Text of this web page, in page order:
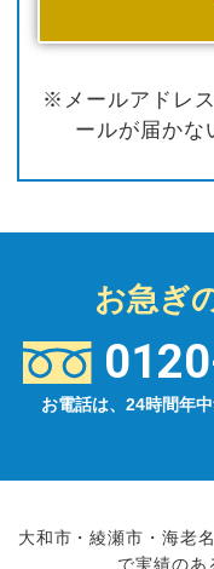
※メールアドレ
ールが届かな
お急ぎ
お電話は、24時間年
大和市・綾瀬市・海老
で実績のあ